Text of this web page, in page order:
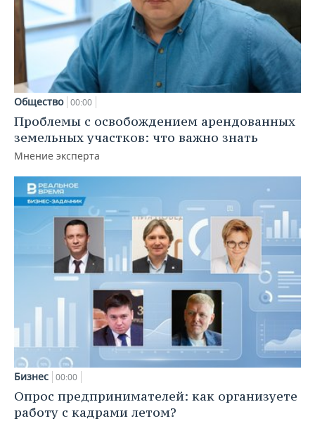
Общество 00:00
Проблемы с освобождением арендованных
земельных участков: что важно знать
Мнение эксперта
Бизнес 00:00
Опрос предпринимателей: как организуете
работу с кадрами летом?